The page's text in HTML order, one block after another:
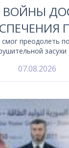
ВОЙНЫ
преодолеть
засухи
07.08.2026